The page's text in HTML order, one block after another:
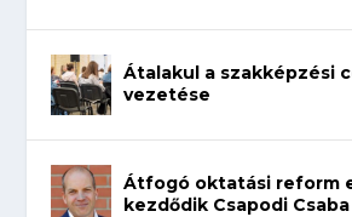
Átalakul a szakképzési
vezetése
Átfogó oktatási reform
kezdődik Csapodi